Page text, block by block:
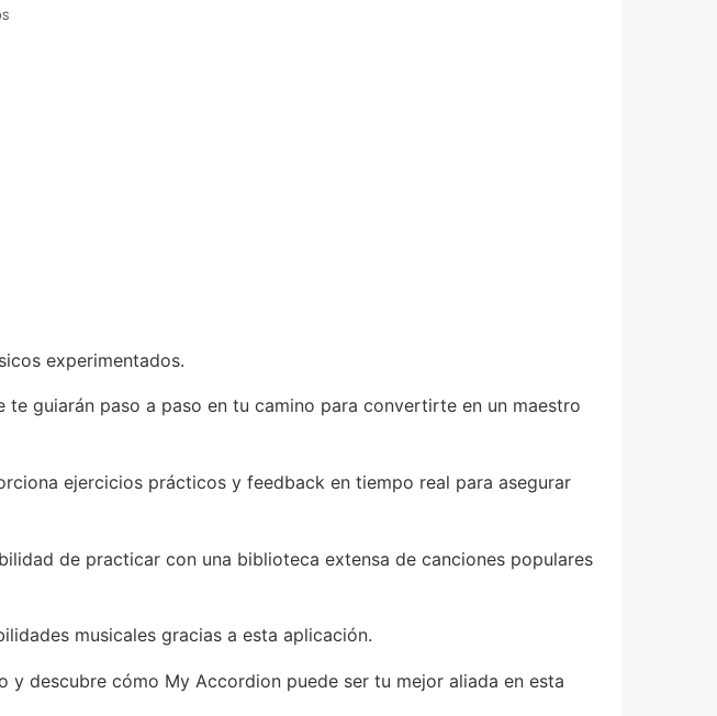
experimentados.
guiarán paso a paso en tu camino para convertirte en un maestro
ejercicios prácticos y feedback en tiempo real para asegurar
de practicar con una biblioteca extensa de canciones populares
musicales gracias a esta aplicación.
descubre cómo My Accordion puede ser tu mejor aliada en esta